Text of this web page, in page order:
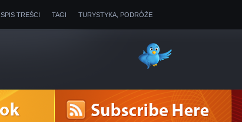
SPIS TREŚCI TAGI TURYSTYKA, PODRÓŻE